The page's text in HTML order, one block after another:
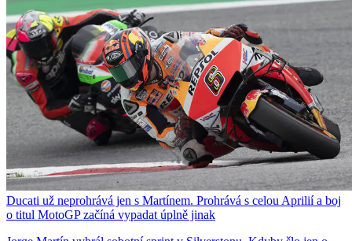
Ducati už neprohrává jen s Martínem. Prohrává s celou Aprilií a boj
o titul MotoGP začíná vypadat úplně jinak